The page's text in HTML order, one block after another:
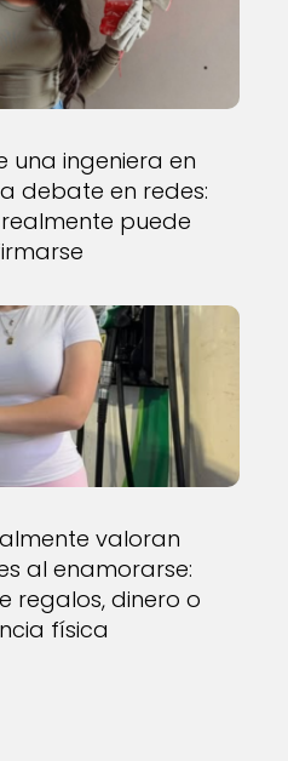
una ingeniera en
debate en redes:
puede
valoran
al enamorarse:
regalos, dinero o
física